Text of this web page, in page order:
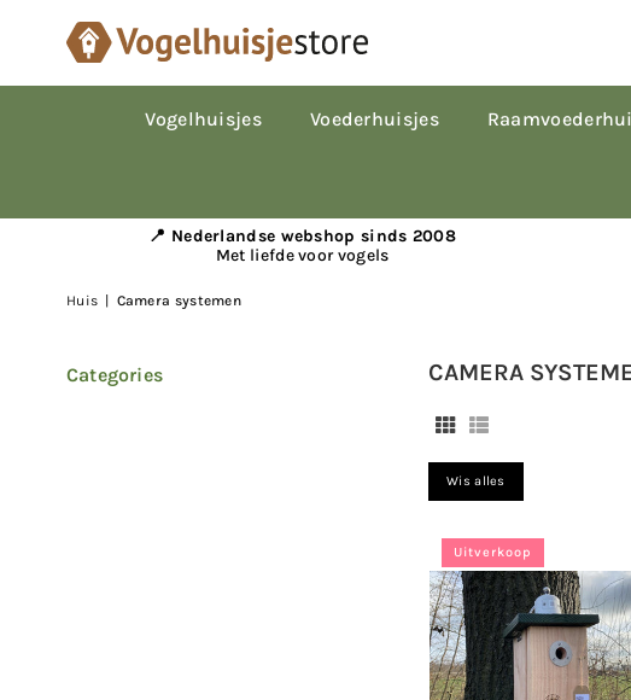
Vogelhuisjes Voederhuisjes
📍 Nederlandse webshop sinds 2008
Met liefde voor vogels
Huis Camera systemen
CAMERA
Wis alles
Uitverkoop
Categories